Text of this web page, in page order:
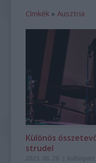
Címkék »Ausztria
Különös
strudel
2023. 06. 26. | Kultúrpart